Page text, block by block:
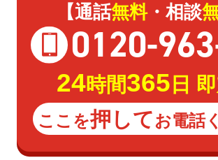
【通話無料・相談
0120-963
24時間365 日
ここを押してお電話